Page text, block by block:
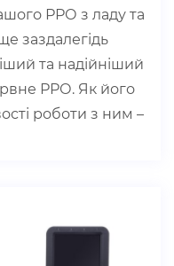
РРО з ладу та
заздалегідь
та надійніший
РРО. Як його
роботи з ним –